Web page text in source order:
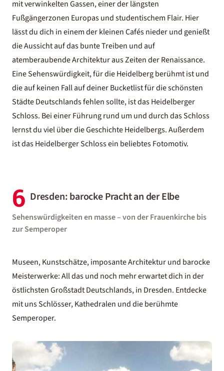
mit verwinkelten Gassen, einer der längsten
Fußgängerzonen Europas und studentischem Flair. Hier
lässt du dich in einem der kleinen Cafés nieder und genießt
die Aussicht auf das bunte Treiben und auf
atemberaubende Architektur aus Zeiten der Renaissance.
Eine Sehenswürdigkeit, für die Heidelberg berühmt ist und
die auf keinen Fall auf deiner Bucketlist für die schönsten
Städte Deutschlands fehlen sollte, ist das Heidelberger
Schloss. Bei einer Führung rund um und durch das Schloss
lernst du viel über die Geschichte Heidelbergs. Außerdem
ist das Heidelberger Schloss ein beliebtes Fotomotiv.
6 Dresden: barocke Pracht an der Elbe
Sehenswürdigkeiten en masse – von der Frauenkirche bis
zur Semperoper
Museen, Kunstschätze, imposante Architektur und barocke
Meisterwerke: All das und noch mehr erwartet dich in der
östlichsten Großstadt Deutschlands, in Dresden. Entdecke
mit uns Schlösser, Kathedralen und die berühmte
Semperoper.